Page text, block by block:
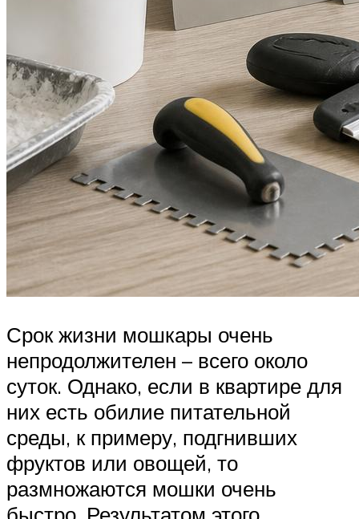
Срок жизни мошкары очень
непродолжителен – всего около
суток. Однако, если в квартире для
них есть обилие питательной
среды, к примеру, подгнивших
фруктов или овощей, то
размножаются мошки очень